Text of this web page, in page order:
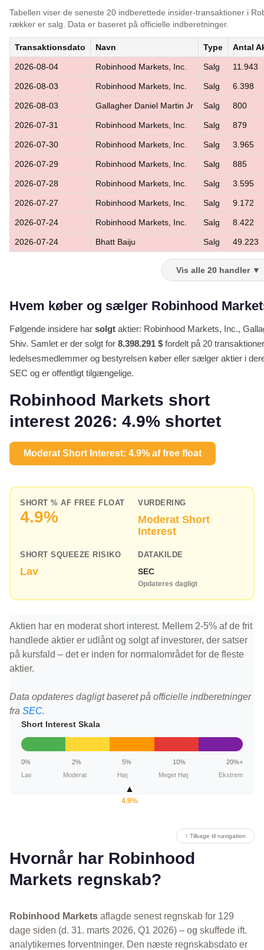
Tabellen viser de seneste 20 indberettede insider-transaktioner i
rækker er salg. Data er baseret på officielle indberetninger.
Transaktionsdato Navn Type Antal
2026-08-04 Robinhood Markets, Inc. Salg 11.943
2026-08-03 Robinhood Markets, Inc. Salg 6.398
2026-08-03 Gallagher Daniel Martin Jr Salg 800
2026-07-31 Robinhood Markets, Inc. Salg 879
2026-07-30 Robinhood Markets, Inc. Salg 3.965
2026-07-29 Robinhood Markets, Inc. Salg 885
2026-07-28 Robinhood Markets, Inc. Salg 3.595
2026-07-27 Robinhood Markets, Inc. Salg 9.172
2026-07-24 Robinhood Markets, Inc. Salg 8.422
2026-07-24 Bhatt Baiju Salg 49.223
Vis alle 20 handler ▼
Hvem køber og sælger Robinhood
Følgende insidere har solgt aktier: Robinhood Markets, Inc.,
Shiv. Samlet er der solgt for 8.398.291 $ fordelt på 20
ledelsesmedlemmer og bestyrelsen køber eller sælger aktier i
SEC og er offentligt tilgængelige.
Robinhood Markets short
interest 2026: 4.9% shortet
Moderat Short Interest: 4.9% af free float
SHORT % AF FREE FLOAT
4.9%
VURDERING
Moderat Short
Interest
SHORT SQUEEZE RISIKO
Lav
DATAKILDE
SEC
Opdateres dagligt
Aktien har en moderat short interest. Mellem 2-5% af de frit
handlede aktier er udlånt og solgt af investorer, der satser
på kursfald – det er inden for normalområdet for de fleste
aktier.
Data opdateres dagligt baseret på officielle indberetninger
fra SEC.
Short Interest Skala
0% 2% 5% 10%
20%+
Lav
Moderat Høj Meget Høj Ekstrem
▲
4.9%
↑ Tilbage til navigation
Hvornår har Robinhood
Markets regnskab?
Robinhood Markets aflagde senest regnskab for 129
dage siden (d. 31. marts 2026, Q1 2026) – og skuffede ift.
analytikernes forventninger. Den næste regnskabsdato er